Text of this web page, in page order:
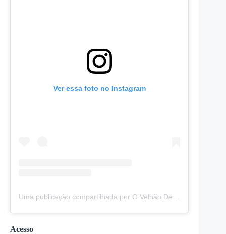
Ver essa foto no Instagram
Uma publicação compartilhada por O Velhão Demolições (@ovelhaodemolicoes)
Acesso